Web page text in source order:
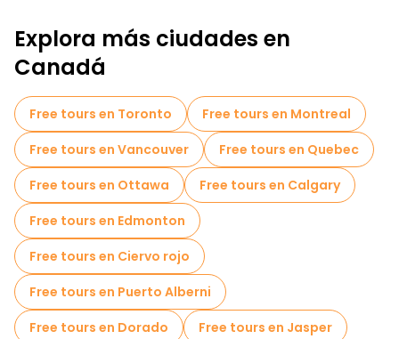
Explora más ciudades en
Canadá
Free tours en Toronto
Free tours en Montreal
Free tours en Vancouver
Free tours en Quebec
Free tours en Ottawa
Free tours en Calgary
Free tours en Edmonton
Free tours en Ciervo rojo
Free tours en Puerto Alberni
Free tours en Dorado
Free tours en Jasper